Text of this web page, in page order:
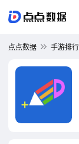
点点数据 手游排